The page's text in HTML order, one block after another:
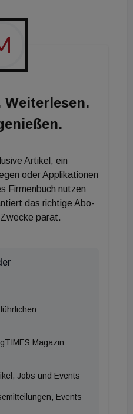
So öffnen sich nur
der Berechtigungen,
können Mitarbeitende
PC aus über die
steuern.
so viel Feierlaune.
Artikel, ein
oder Applikationen
Firmenbuch nutzen
das richtige Abo-
parat.
Magazin
Jobs und Events
Events